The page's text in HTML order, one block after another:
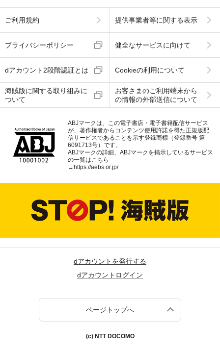
ご利用規約 提供事業者等に関する表示
プライバシーポリシー 健全なサービスに向けて
dアカウント2段階認証とは Cookieの利用について
海賊版に関する取り組みに
ついて
お客さまのご利用端末から
の情報の外部送信について
ABJマークは、この電子書店・電子書籍配信サービス
が、著作権者からコンテンツ使用許諾を得た正規版配
信サービスであることを示す登録商標（登録番号 第
6091713号）です。
ABJマークの詳細、ABJマークを掲示しているサービス
の一覧はこちら
→ https://aebs.or.jp/
dアカウントを発行する
dアカウントログイン
ページトップへ
(c) NTT DOCOMO